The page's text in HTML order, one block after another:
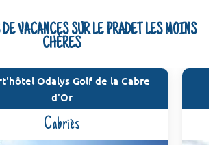
VACANCES SUR LE PRADET LES MOINS
CHÈRES
Odalys Golf de la Cabre
d'Or
Cabriès